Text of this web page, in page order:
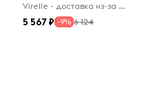
Virelle - доставка из-за рубежа
5 567 -9% 6 124